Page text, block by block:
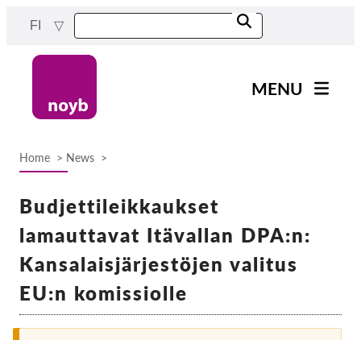
content
FI
MENU
Projektit
Reports & Resources
Exercise your rights!
Home News
Budjettileikkaukset
lamauttavat Itävallan DPA:n:
Kansalaisjärjestöjen valitus
EU:n komissiolle